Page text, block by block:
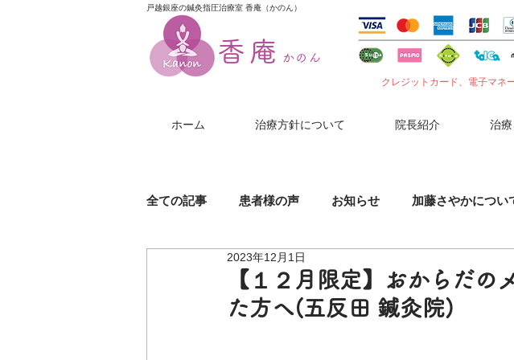
戸越銀座の鍼灸指圧治療室 香庵（かのん）
香庵 かのん
クレジットカード、電子マネ
ホーム 治療方針について 院長紹介 治
全ての記事 患者様の声 お知らせ 加藤さやかについ
膝（ひざ）の痛み
【１２月限定】おからだの
た方へ(五反田 鍼灸院)
2023年12月1日